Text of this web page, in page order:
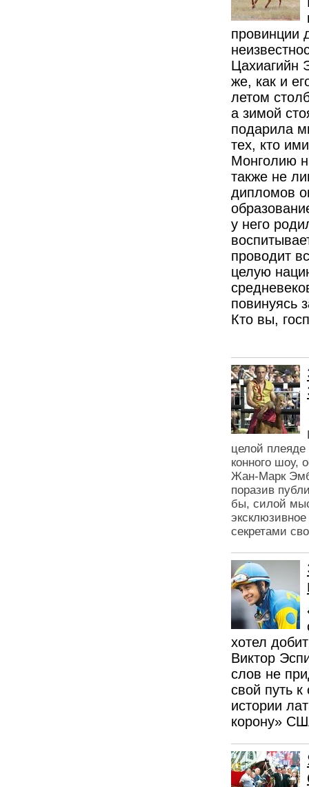
провинции
Цахиагийн
же, как и
летом
а зимой
подарила
тех, кто
Монголию
также не
дипломов
у него
проводит
целую
повинуясь
Кто вы,
целой
конного шоу,
Жан-Марк
поразив
бы, силой
секретами
хотел
Виктор
слов не
свой путь
истории
корону»